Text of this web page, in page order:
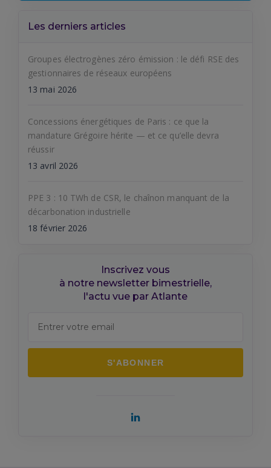
Les derniers articles
Groupes électrogènes zéro émission : le défi RSE des
gestionnaires de réseaux européens
13 mai 2026
Concessions énergétiques de Paris : ce que la
mandature Grégoire hérite — et ce qu’elle devra
réussir
13 avril 2026
PPE 3 : 10 TWh de CSR, le chaînon manquant de la
décarbonation industrielle
18 février 2026
Inscrivez vous
à notre newsletter bimestrielle,
l'actu vue par Atlante